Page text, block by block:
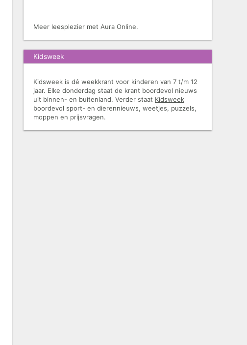
Meer leesplezier met Aura Online.
Kidsweek
Kidsweek is dé weekkrant voor kinderen van 7 t/m 12
jaar. Elke donderdag staat de krant boordevol nieuws
uit binnen- en buitenland. Verder staat Kidsweek
boordevol sport- en dierennieuws, weetjes, puzzels,
moppen en prijsvragen.